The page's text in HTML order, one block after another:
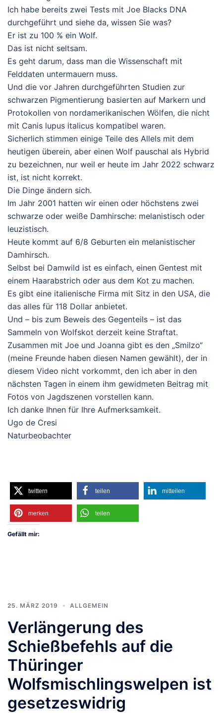
Ich habe bereits zwei Tests mit Joe Blacks DNA
durchgeführt und siehe da, wissen Sie was?
Er ist zu 100 % ein Wolf.
Das ist nicht seltsam.
Es geht darum, dass man die Wissenschaft mit
Felddaten untermauern muss.
Und die vor Jahren durchgeführten Studien zur
schwarzen Pigmentierung basierten auf Markern und
Protokollen von nordamerikanischen Wölfen, die nicht
mit Canis lupus italicus kompatibel waren.
Sicherlich stimmen einige Teile des Allels mit dem
heutigen überein, aber einen Wolf pauschal als Hybrid
zu bezeichnen, nur weil er heute im Jahr 2022 schwarz
ist, ist nicht korrekt.
Die Dinge ändern sich.
Im Jahr 2001 hatten wir einen oder höchstens zwei
schwarze oder weiße Damhirsche: melanistisch oder
leuzistisch.
Heute kommt auf 6/8 Geburten ein melanistischer
Damhirsch.
Selbst bei Damwild ist es einfach, einen Gentest mit
einem Haarabstrich oder aus dem Kot zu machen.
Es gibt eine italienische Firma mit Sitz in den USA, die
das alles für 118 Dollar anbietet.
Und – bis zum Beweis des Gegenteils – ist das
Sammeln von Wolfskot derzeit keine Straftat.
Zusammen mit Joe und Joanna gibt es den „Smilzo“
(meine Freunde haben diesen Namen gewählt), der in
diesem Video nicht vorkommt, den ich aber in den
nächsten Tagen in einem ihm gewidmeten Beitrag mit
Fotos von Jagdszenen vorstellen kann.
Ich danke Ihnen für Ihre Aufmerksamkeit.
Ugo de Cresi
Naturbeobachter
twittern teilen mitteilen
merken teilen
Gefällt mir:
25. MÄRZ 2019 ALLGEMEIN
Verlängerung des
Schießbefehls auf die
Thüringer
Wolfsmischlingswelpen ist
gesetzeswidrig